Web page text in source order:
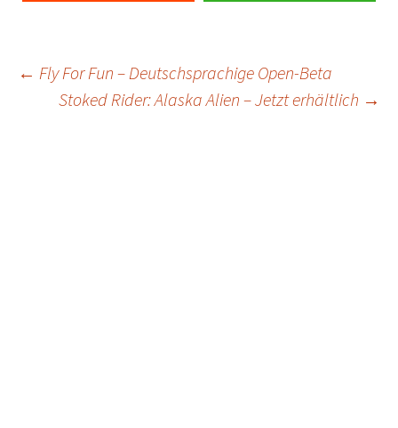
Post
← Fly For Fun – Deutschsprachige Open-Beta
Stoked Rider: Alaska Alien – Jetzt erhältlich →